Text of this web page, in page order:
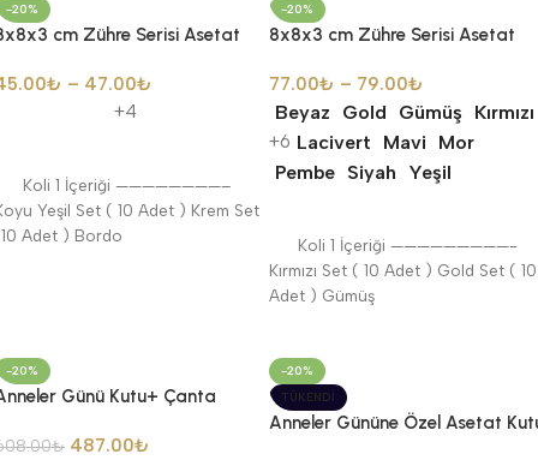
-20%
cm Zühre Serisi Asetat
Püsküllü Kadife Kuran-ı
+ Gül Kokulu Tesbih Seti
₺ – 47.00₺
+4
1 İçeriği ————————–
Yeşil Set ( 10 Adet ) Krem Set
Adet ) Bordo
-20%
8x8x3 cm Zühre Serisi Asetat
Süslü Zikirmatik Seti
77.00₺ – 79.00₺
Beyaz Gold Gümüş Kırmızı
+6 Lacivert Mavi
Mor
Pembe Siyah Yeşil
Koli 1 İçeriği —————————-
Kırmızı Set ( 10 Adet ) Gold Set ( 10
Adet ) Gümüş
-20%
Günü Kutu+ Çanta
– 168124
₺ 487.00₺
-20%
TÜKENDI
Anneler Gününe Özel Asetat